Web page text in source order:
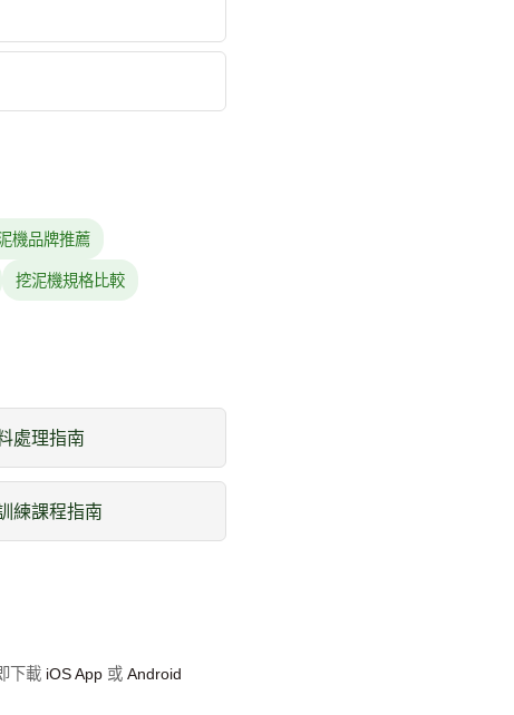
機品牌推薦
挖泥機規格比較
處理指南
練課程指南
下載 iOS App 或 Android